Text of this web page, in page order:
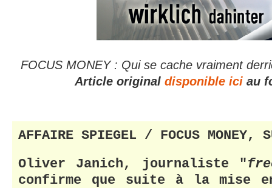
FOCUS MONEY : Qui se cache vraiment
Article originaldisponible ici au
AFFAIRE SPIEGEL / FOCUS MONEY,
Oliver Janich, journaliste "
confirme que suite à la mise